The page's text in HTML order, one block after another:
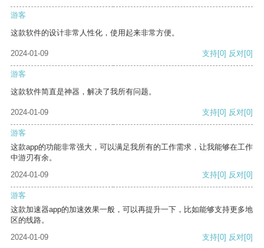
游客
这款软件的设计非常人性化，使用起来非常方便。
2024-01-09 支持[0] 反对[0]
游客
这款软件简直是神器，解决了我所有问题。
2024-01-09 支持[0] 反对[0]
游客
这款app的功能非常强大，可以满足我所有的工作需求，让我能够在工作
中游刃有余。
2024-01-09
支持[0] 反对[0]
游客
这款加速器app的加速效果一般，可以再提升一下，比如能够支持更多地
区的线路。
2024-01-09
支持[0] 反对[0]